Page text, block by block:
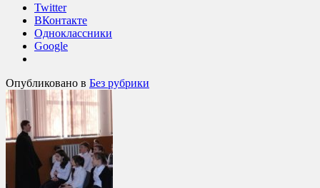
Twitter
ВКонтакте
Одноклассники
Google
Опубликовано в Без рубрики